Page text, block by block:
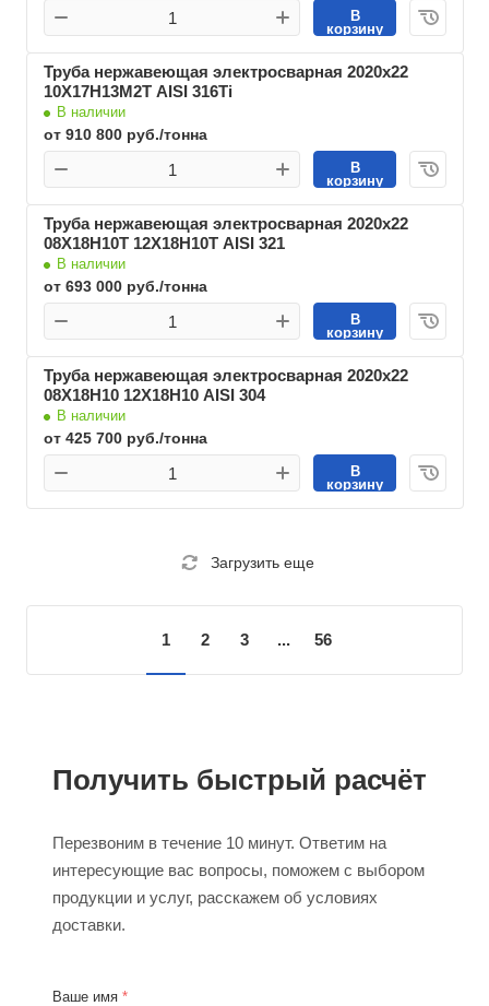
В
корзину
Труба нержавеющая электросварная 2020х22
10Х17Н13М2Т AISI 316Ti
В наличии
от 910 800 руб./тонна
В
корзину
Труба нержавеющая электросварная 2020х22
08Х18Н10Т 12Х18Н10Т AISI 321
В наличии
от 693 000 руб./тонна
В
корзину
Труба нержавеющая электросварная 2020х22
08Х18Н10 12Х18Н10 AISI 304
В наличии
от 425 700 руб./тонна
В
корзину
Загрузить еще
1 2 3 ... 56
Получить быстрый расчёт
Перезвоним в течение 10 минут. Ответим на
интересующие вас вопросы, поможем с выбором
продукции и услуг, расскажем об условиях
доставки.
Ваше имя *